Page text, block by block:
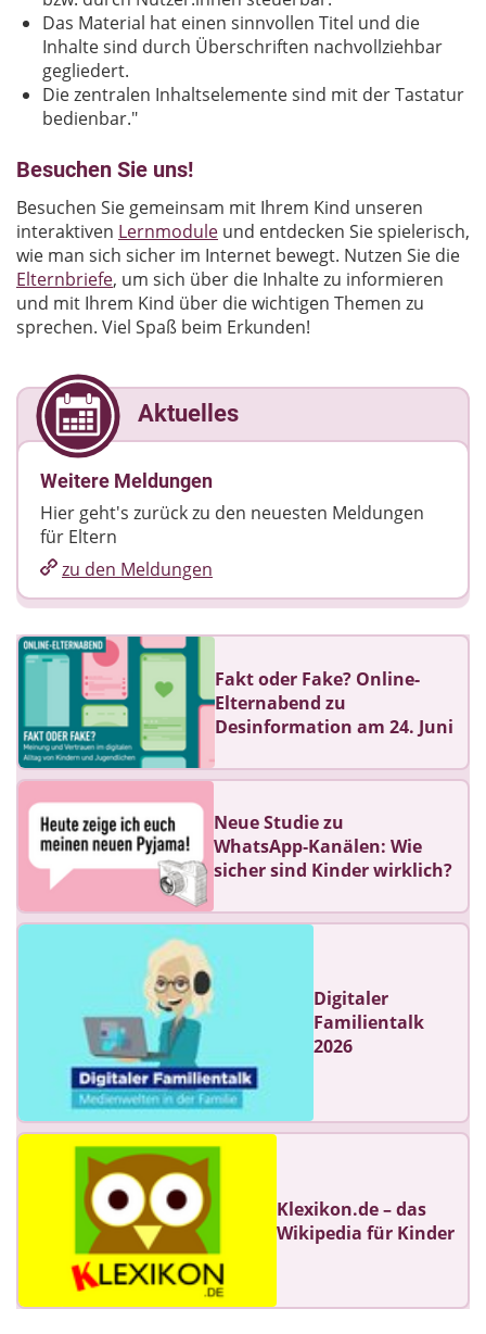
Das Material hat einen sinnvollen Titel und die
Inhalte sind durch Überschriften nachvollziehbar
gegliedert.
Die zentralen Inhaltselemente sind mit der Tastatur
bedienbar."
Besuchen Sie uns!
Besuchen Sie gemeinsam mit Ihrem Kind unseren
interaktiven Lernmodule und entdecken Sie spielerisch,
wie man sich sicher im Internet bewegt. Nutzen Sie die
Elternbriefe, um sich über die Inhalte zu informieren
und mit Ihrem Kind über die wichtigen Themen zu
sprechen. Viel Spaß beim Erkunden!
Aktuelles
Weitere Meldungen
Hier geht's zurück zu den neuesten Meldungen
für Eltern
zu den Meldungen
Fakt oder Fake? Online-
Elternabend zu
Desinformation am 24. Juni
Neue Studie zu
WhatsApp‑Kanälen: Wie
sicher sind Kinder wirklich?
Digitaler
Familientalk
2026
Klexikon.de – das
Wikipedia für Kinder